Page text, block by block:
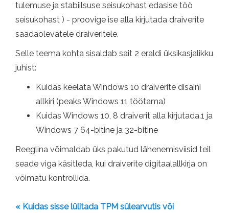
tulemuse ja stabiilsuse seisukohast edasise töö
seisukohast ) - proovige ise alla kirjutada draiverite
saadaolevatele draiveritele.
Selle teema kohta sisaldab sait 2 eraldi üksikasjalikku
juhist:
Kuidas keelata Windows 10 draiverite disaini
allkiri (peaks Windows 11 töötama)
Kuidas Windows 10, 8 draiverit alla kirjutada.1 ja
Windows 7 64-bitine ja 32-bitine
Reeglina võimaldab üks pakutud lähenemisviisid teil
seade viga käsitleda, kui draiverite digitaalallkirja on
võimatu kontrollida.
« Kuidas sisse lülitada TPM sülearvutis või